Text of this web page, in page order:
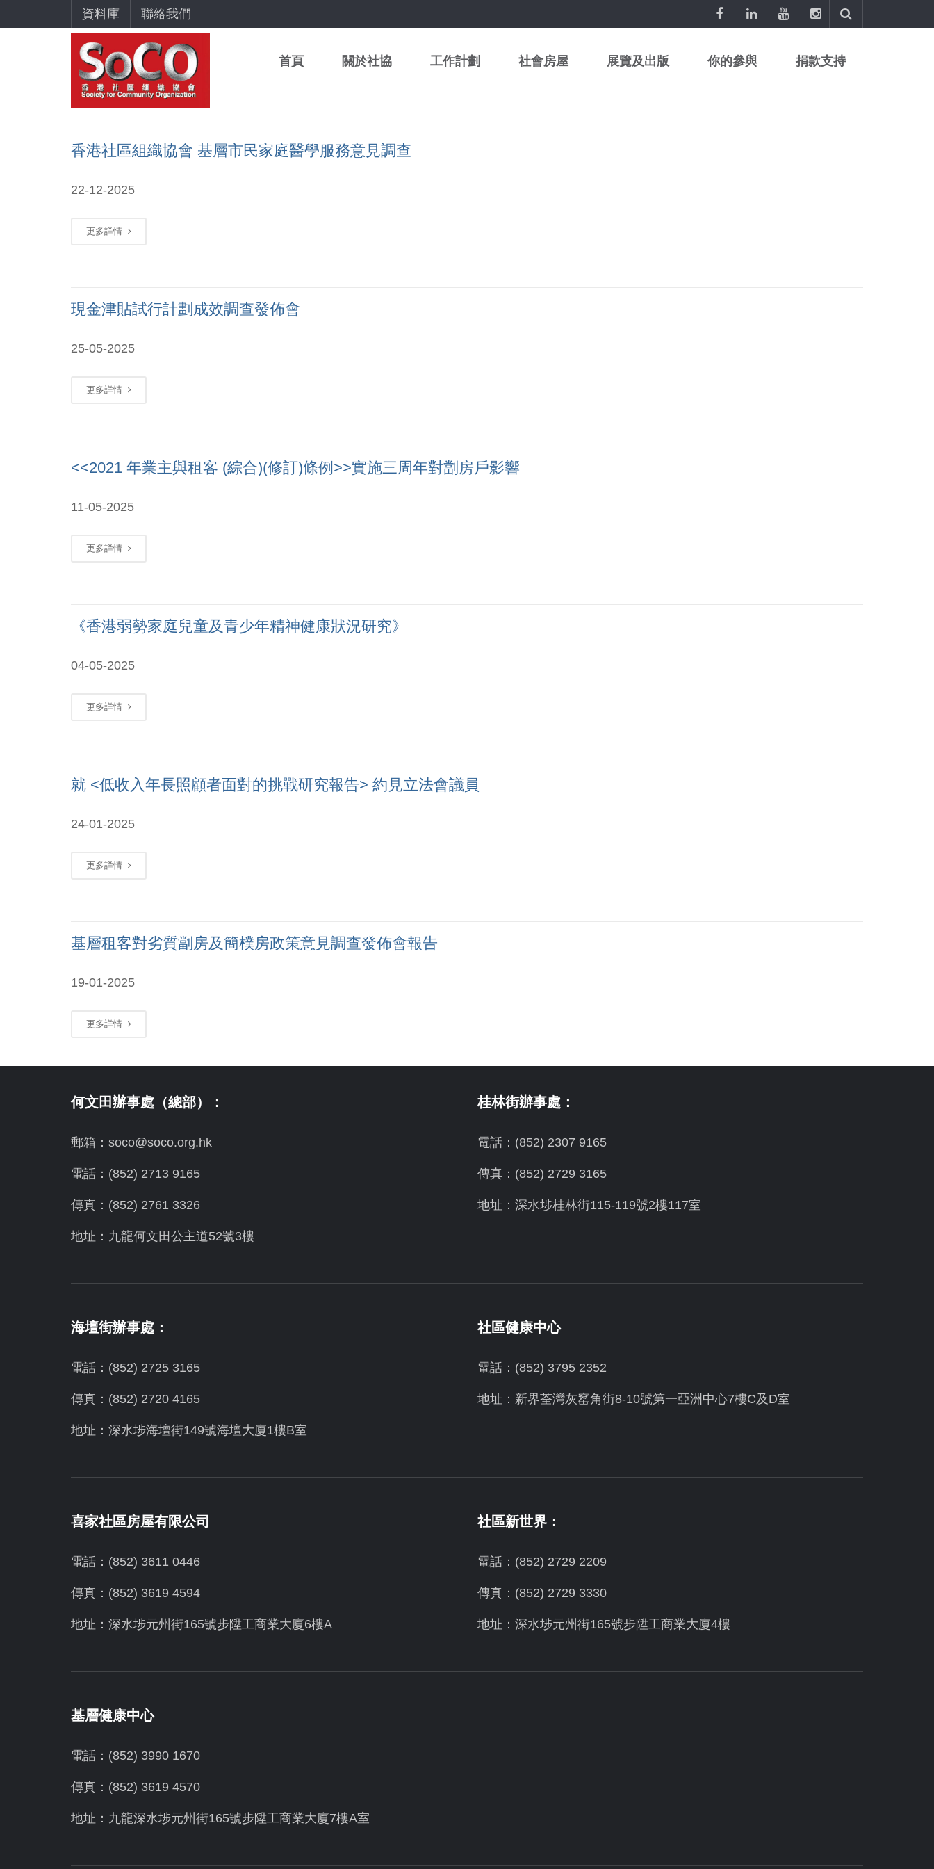
資料庫 聯絡我們
首頁 關於社協 工作計劃 社會房屋 展覽及出版 你的參與 捐款支持
香港社區組織協會 基層市民家庭醫學服務意見調查
22-12-2025
更多詳情
現金津貼試行計劃成效調查發佈會
25-05-2025
更多詳情
<<2021 年業主與租客 (綜合)(修訂)條例>>實施三周年對劏房戶影響
11-05-2025
更多詳情
《香港弱勢家庭兒童及青少年精神健康狀況研究》
04-05-2025
更多詳情
就 <低收入年長照顧者面對的挑戰研究報告> 約見立法會議員
24-01-2025
更多詳情
基層租客對劣質劏房及簡樸房政策意見調查發佈會報告
19-01-2025
更多詳情
何文田辦事處（總部）：
郵箱：soco@soco.org.hk
電話：(852) 2713 9165
傳真：(852) 2761 3326
地址：九龍何文田公主道52號3樓
桂林街辦事處：
電話：(852) 2307 9165
傳真：(852) 2729 3165
地址：深水埗桂林街115-119號2樓117室
海壇街辦事處：
電話：(852) 2725 3165
傳真：(852) 2720 4165
地址：深水埗海壇街149號海壇大廈1樓B室
社區健康中心
電話：(852) 3795 2352
地址：新界荃灣灰窰角街8-10號第一亞洲中心7樓C及D室
喜家社區房屋有限公司
電話：(852) 3611 0446
傳真：(852) 3619 4594
地址： 深水埗元州街165號步陞工商業大廈6樓A
社區新世界：
電話：(852) 2729 2209
傳真：(852) 2729 3330
地址：深水埗元州街165號步陞工商業大廈4樓
基層健康中心
電話：(852) 3990 1670
傳真：(852) 3619 4570
地址：九龍深水埗元州街165號步陞工商業大廈7樓A室